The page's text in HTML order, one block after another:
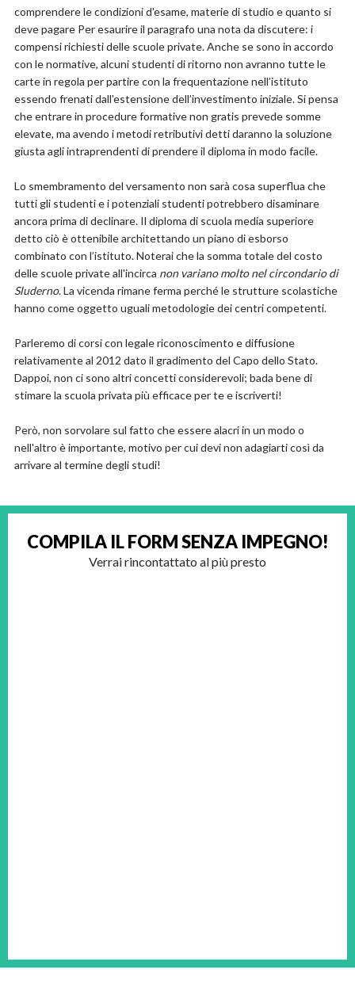
comprendere le condizioni d'esame, materie di studio e quanto si
deve pagare Per esaurire il paragrafo una nota da discutere: i
compensi richiesti delle scuole private. Anche se sono in accordo
con le normative, alcuni studenti di ritorno non avranno tutte le
carte in regola per partire con la frequentazione nell’istituto
essendo frenati dall'estensione dell’investimento iniziale. Si pensa
che entrare in procedure formative non gratis prevede somme
elevate, ma avendo i metodi retributivi detti daranno la soluzione
giusta agli intraprendenti di prendere il diploma in modo facile.
Lo smembramento del versamento non sarà cosa superflua che
tutti gli studenti e i potenziali studenti potrebbero disaminare
ancora prima di declinare. Il diploma di scuola media superiore
detto ciò è ottenibile architettando un piano di esborso
combinato con l’istituto. Noterai che la somma totale del costo
delle scuole private all'incirca non variano molto nel circondario di
Sluderno. La vicenda rimane ferma perché le strutture scolastiche
hanno come oggetto uguali metodologie dei centri competenti.
Parleremo di corsi con legale riconoscimento e diffusione
relativamente al 2012 dato il gradimento del Capo dello Stato.
Dappoi, non ci sono altri concetti considerevoli; bada bene di
stimare la scuola privata più efficace per te e iscriverti!
Però, non sorvolare sul fatto che essere alacri in un modo o
nell'altro è importante, motivo per cui devi non adagiarti così da
arrivare al termine degli studi!
COMPILA IL FORMSENZA IMPEGNO!
Verrai rincontattato al più presto